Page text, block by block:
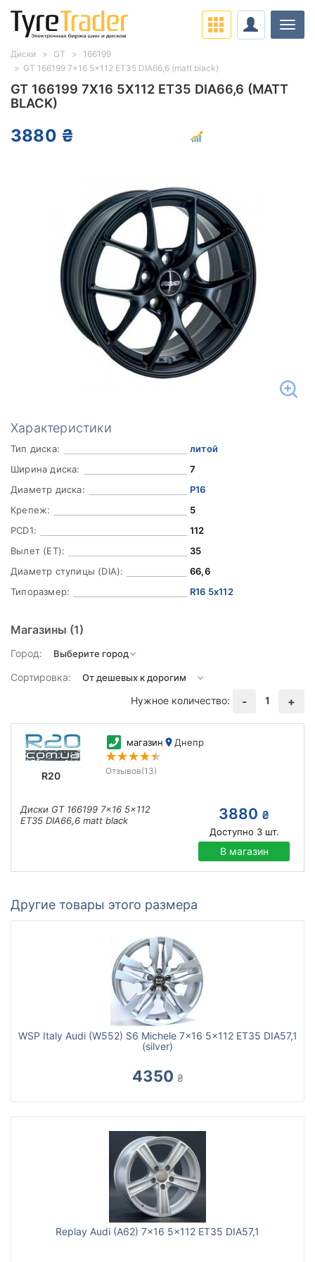
GT 166199 7X16 5X112 ET35 DIA66,6 (MATT
BLACK)
3880 ₴
Характеристики
Тип диска:
литой
Ширина диска:
7
Диаметр диска:
Р16
Крепеж:
5
PCD1:
112
Вылет (ET):
35
Диаметр ступицы (DIA):
66,6
Типоразмер:
R16 5x112
Магазины (1)
Город:
Сортировка:
Нужное количество:
- 1 +
R20
магазин Днепр
Отзывов(13)
Диски GT 166199 7x16 5x112
ET35 DIA66,6 matt black
3880 ₴
Доступно 3шт.
В магазин
Другие товары этого размера
WSP Italy Audi (W552) S6 Michele 7x16 5x112 ET35 DIA57,1
(silver)
4350 ₴
Replay Audi (A62) 7x16 5x112 ET35 DIA57,1
Диски GT
166199
GT 166199 7x16 5x112 ET35 DIA66,6 (matt black)